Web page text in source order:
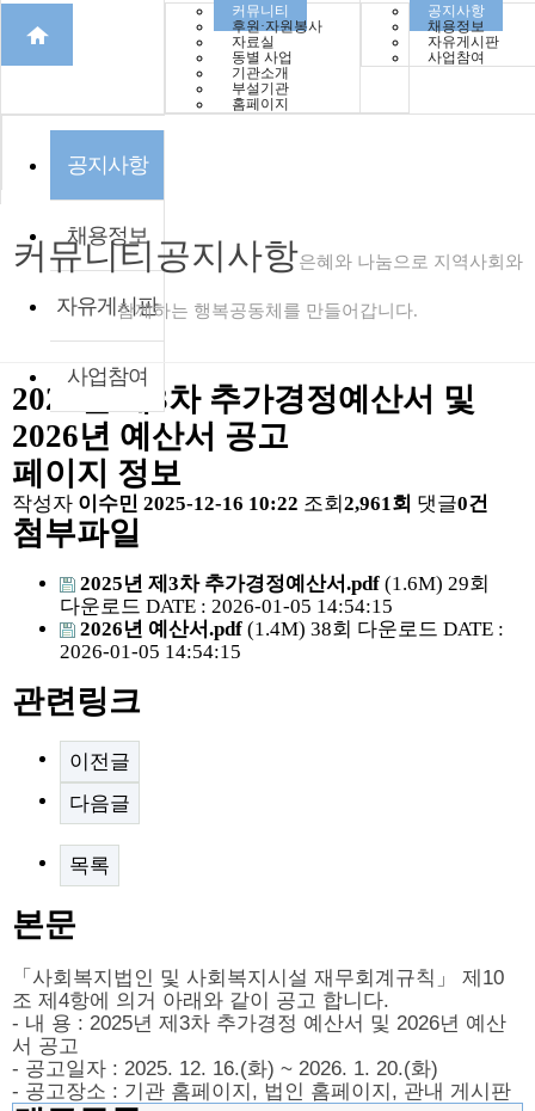
커뮤니티
후원·자원봉사
자료실
동별 사업
기관소개
부설기관
홈페이지
공지사항
채용정보
자유게시판
사업참여
공지사항
채용정보
자유게시판
사업참여
커뮤니티공지사항은혜와 나눔으로 지역사회와
함께하는 행복공동체를 만들어갑니다.
2025년 제3차 추가경정예산서 및
2026년 예산서 공고
페이지 정보
작성자 이수민 2025-12-16 10:22 조회2,961회 댓글0건
첨부파일
2025년 제3차 추가경정예산서.pdf (1.6M) 29회
다운로드 DATE : 2026-01-05 14:54:15
2026년 예산서.pdf (1.4M) 38회 다운로드 DATE :
2026-01-05 14:54:15
관련링크
이전글
다음글
목록
본문
「 사회복지법인 및 사회복지시설 재무회계규칙 」 제 10
조 제4항에 의거 아래와 같이 공고 합니다.
- 내 용 : 2025년 제3차 추가경정 예산서 및 2026년 예산
서 공고
- 공고일자 : 2025. 12. 16.(화) ~ 2026. 1. 20.(화)
- 공고장소 : 기관 홈페이지 , 법인 홈페이지 , 관내 게시판